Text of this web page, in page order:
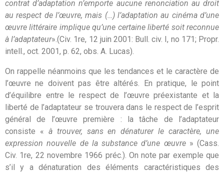
contrat d’adaptation n’emporte aucune renonciation au droit
au respect de l’œuvre, mais (…) l’adaptation au cinéma d’une
œuvre littéraire implique qu’une certaine liberté soit reconnue
à l’adaptateur».(Civ. 1re, 12 juin 2001: Bull. civ. I, no 171; Propr.
intell., oct. 2001, p. 62, obs. A. Lucas).
On rappelle néanmoins que les tendances et le caractère de
l’œuvre ne doivent pas être altérés. En pratique, le point
d’équilibre entre le respect de l’œuvre préexistante et la
liberté de l’adaptateur se trouvera dans le respect de l’esprit
général de l’œuvre première : la tâche de l’adaptateur
consiste « à trouver, sans en dénaturer le caractère, une
expression nouvelle de la substance d’une œuvre» (Cass.
Civ. 1re, 22 novembre 1966 préc.). On note par exemple que
s’il y a dénaturation des éléments caractéristiques des